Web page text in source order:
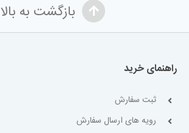
بازگشت به بالا
راهنمای خرید
ثبت سفارش
رویه های ارسال سفارش